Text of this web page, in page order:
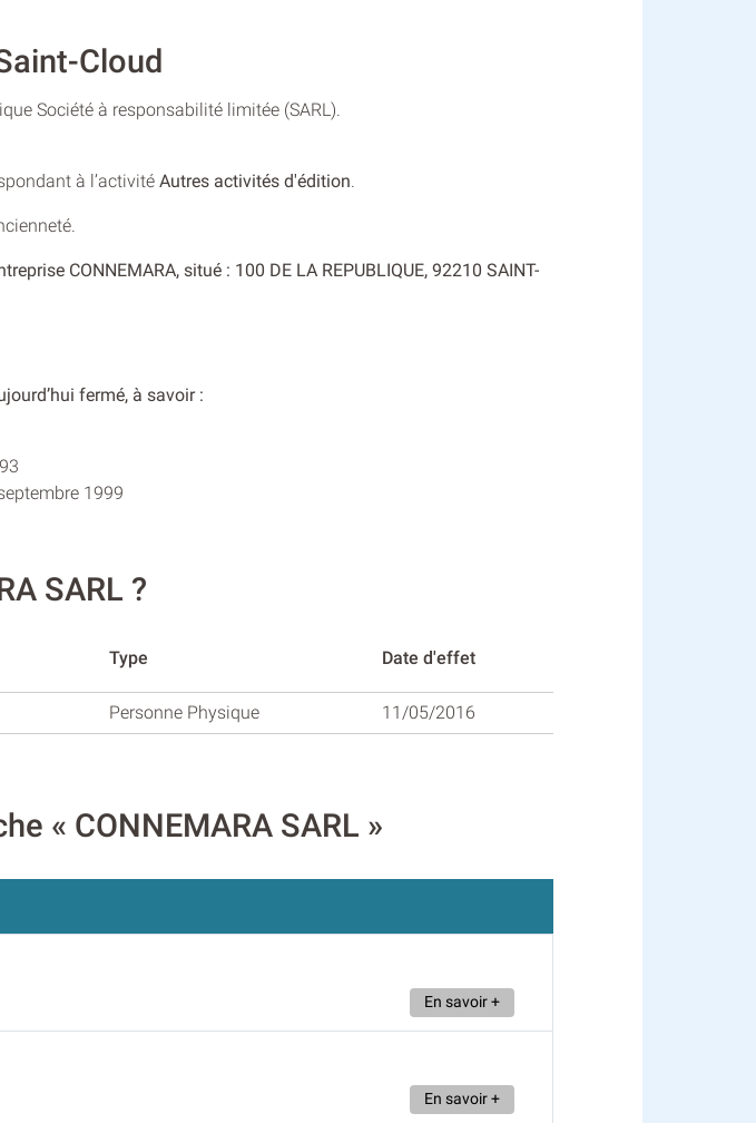
Cloud
Société à responsabilité limitée (SARL).
à l’activité Autres activités d'édition.
CONNEMARA, situé : 100 DE LA REPUBLIQUE, 92210 SAINT-
fermé, à savoir :
1999
SARL ?
Type Date d'effet
Personne Physique 11/05/2016
« CONNEMARA SARL »
En savoir +
En savoir +